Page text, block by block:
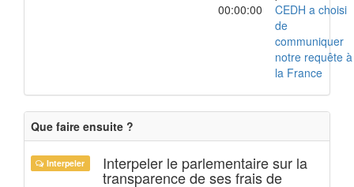
00:00:00
CEDH a choisi
de
communiquer
notre requête à
la France
Que faire ensuite ?
Interpeler Interpeler le parlementaire sur la
transparence de ses frais de